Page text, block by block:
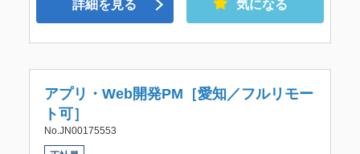
詳細を見る 気になる
アプリ・Web開発PM［愛知／フルリモー
ト可］
No.JN00175553